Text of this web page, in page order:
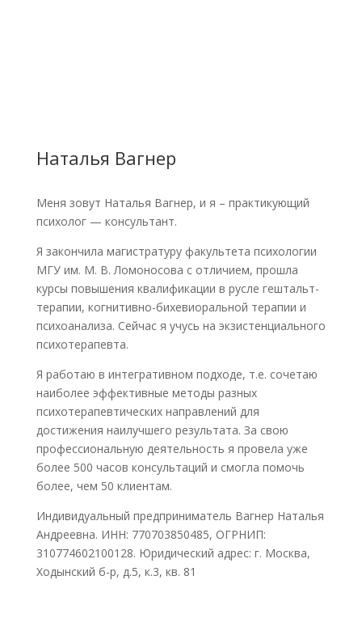
Наталья Вагнер
Меня зовут Наталья Вагнер, и я – практикующий
психолог — консультант.
Я закончила магистратуру факультета психологии
МГУ им. М. В. Ломоносова с отличием, прошла
курсы повышения квалификации в русле гештальт-
терапии, когнитивно-бихевиоральной терапии и
психоанализа. Сейчас я учусь на экзистенциального
психотерапевта.
Я работаю в интегративном подходе, т.е. сочетаю
наиболее эффективные методы разных
психотерапевтических направлений для
достижения наилучшего результата. За свою
профессиональную деятельность я провела уже
более 500 часов консультаций и смогла помочь
более, чем 50 клиентам.
Индивидуальный предприниматель Вагнер Наталья
Андреевна. ИНН: 770703850485, ОГРНИП:
310774602100128. Юридический адрес: г. Москва,
Ходынский б-р, д.5, к.3, кв. 81